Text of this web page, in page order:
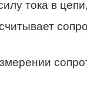
тока в